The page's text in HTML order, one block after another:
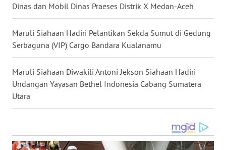
Dinas dan Mobil Dinas Praeses Distrik X Medan-Aceh
Maruli Siahaan Hadiri Pelantikan Sekda Sumut di Gedung
Serbaguna (VIP) Cargo Bandara Kualanamu
Maruli Siahaan Diwakili Antoni Jekson Siahaan Hadiri
Undangan Yayasan Bethel Indonesia Cabang Sumatera
Utara
SULUT
WN
MALUKU
WN
MALUT
WN
WN